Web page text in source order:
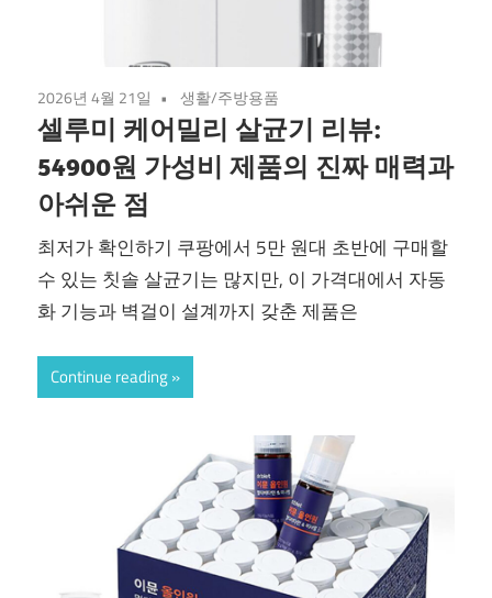
2026년 4월 21일 생활/주방용품
셀루미 케어밀리 살균기 리뷰:
54900원 가성비 제품의 진짜 매력과
아쉬운 점
최저가 확인하기 쿠팡에서 5만 원대 초반에 구매할
수 있는 칫솔 살균기는 많지만, 이 가격대에서 자동
화 기능과 벽걸이 설계까지 갖춘 제품은
Continue reading